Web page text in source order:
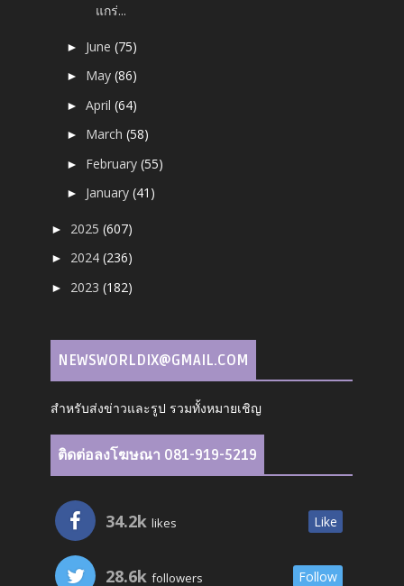
แกร่...
► June(75)
► May(86)
►April(64)
► March(58)
► February(55)
► January(41)
► 2025(607)
► 2024(236)
► 2023(182)
NEWSWORLDIX@GMAIL.COM
สำหรับส่งข่าวและรูป รวมทั้งหมายเชิญ
ติดต่อลงโฆษณา 081-919-5219
34.2k likes Like
28.6k followers Follow